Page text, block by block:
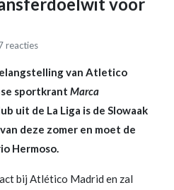
reacties
van Atletico
sportkrant Marca
uit de La Liga is de Slowaak
deze zomer en moet de
Hermoso.
bij Atlético Madrid en zal